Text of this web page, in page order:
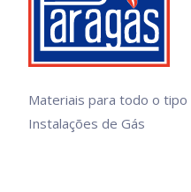
Materiais para todo o tipo
Instalações de Gás